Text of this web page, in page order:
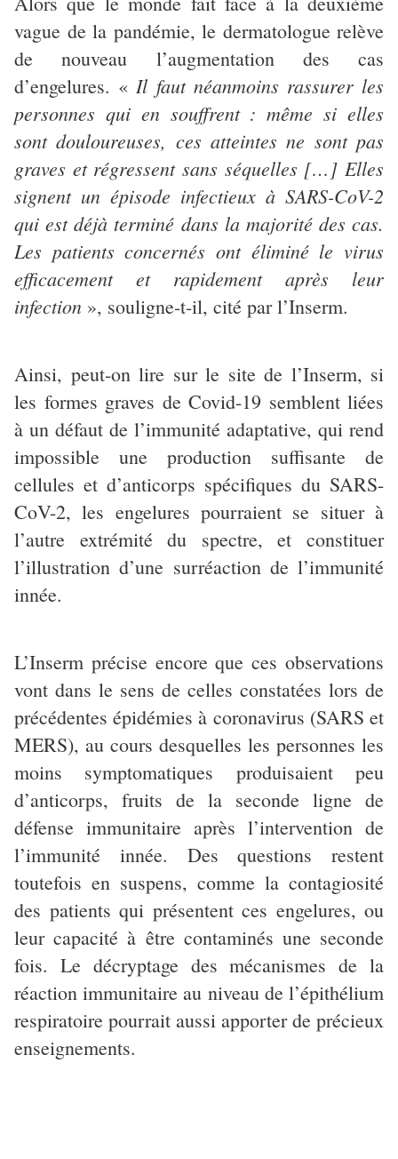
vague de la pandémie, le dermatologue relève
de nouveau l’augmentation des cas
d’engelures. «Il faut néanmoins rassurer les
personnes qui en souffrent : même si elles
sont douloureuses, ces atteintes ne sont pas
graves et régressent sans séquelles […] Elles
signent un épisode infectieux à SARS-CoV-2
qui est déjà terminé dans la majorité des cas.
Les patients concernés ont éliminé le virus
efficacement et rapidement après leur
infection », souligne-t-il, cité par l’Inserm.
Ainsi, peut-on lire sur le site de l’Inserm, si
les formes graves de Covid-19 semblent liées
à un défaut de l’immunité adaptative, qui rend
impossible une production suffisante de
cellules et d’anticorps spécifiques du SARS-
CoV-2, les engelures pourraient se situer à
l’autre extrémité du spectre, et constituer
l’illustration d’une surréaction de l’immunité
innée.
L’Inserm précise encore que ces observations
vont dans le sens de celles constatées lors de
précédentes épidémies à coronavirus (SARS et
MERS), au cours desquelles les personnes les
moins symptomatiques produisaient peu
d’anticorps, fruits de la seconde ligne de
défense immunitaire après l’intervention de
l’immunité innée. Des questions restent
toutefois en suspens, comme la contagiosité
des patients qui présentent ces engelures, ou
leur capacité à être contaminés une seconde
fois. Le décryptage des mécanismes de la
réaction immunitaire au niveau de l’épithélium
respiratoire pourrait aussi apporter de précieux
enseignements.